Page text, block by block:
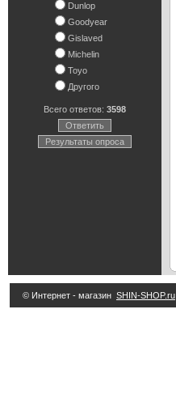
Dunlop
Goodyear
Gislaved
Michelin
Toyo
Другого
Всего ответов: 3598
Ответить
Результаты опроса
© Интернет - магазин SHIN-SHOP.ru